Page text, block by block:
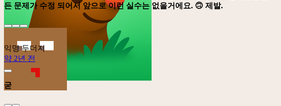
든 문제가 수정 되어서 앞으로 이런 실수는 없을거에요. 🙃 제발.
익명 두더지
약 2년 전
굳